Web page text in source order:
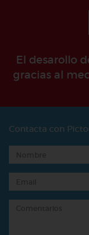
El desarollo
gracias al
Contacta con